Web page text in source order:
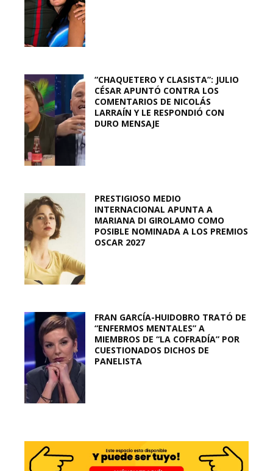
“CHAQUETERO Y CLASISTA”: JULIO
CÉSAR APUNTÓ CONTRA LOS
COMENTARIOS DE NICOLÁS
LARRAÍN Y LE RESPONDIÓ CON
DURO MENSAJE
PRESTIGIOSO MEDIO
INTERNACIONAL APUNTA A
MARIANA DI GIROLAMO COMO
POSIBLE NOMINADA A LOS PREMIOS
OSCAR 2027
FRAN GARCÍA-HUIDOBRO TRATÓ DE
“ENFERMOS MENTALES” A
MIEMBROS DE “LA COFRADÍA” POR
CUESTIONADOS DICHOS DE
PANELISTA